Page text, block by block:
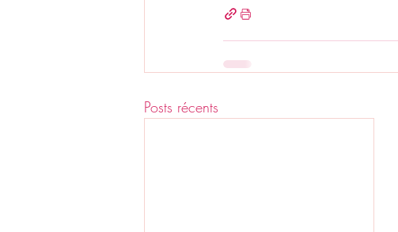
Posts récents